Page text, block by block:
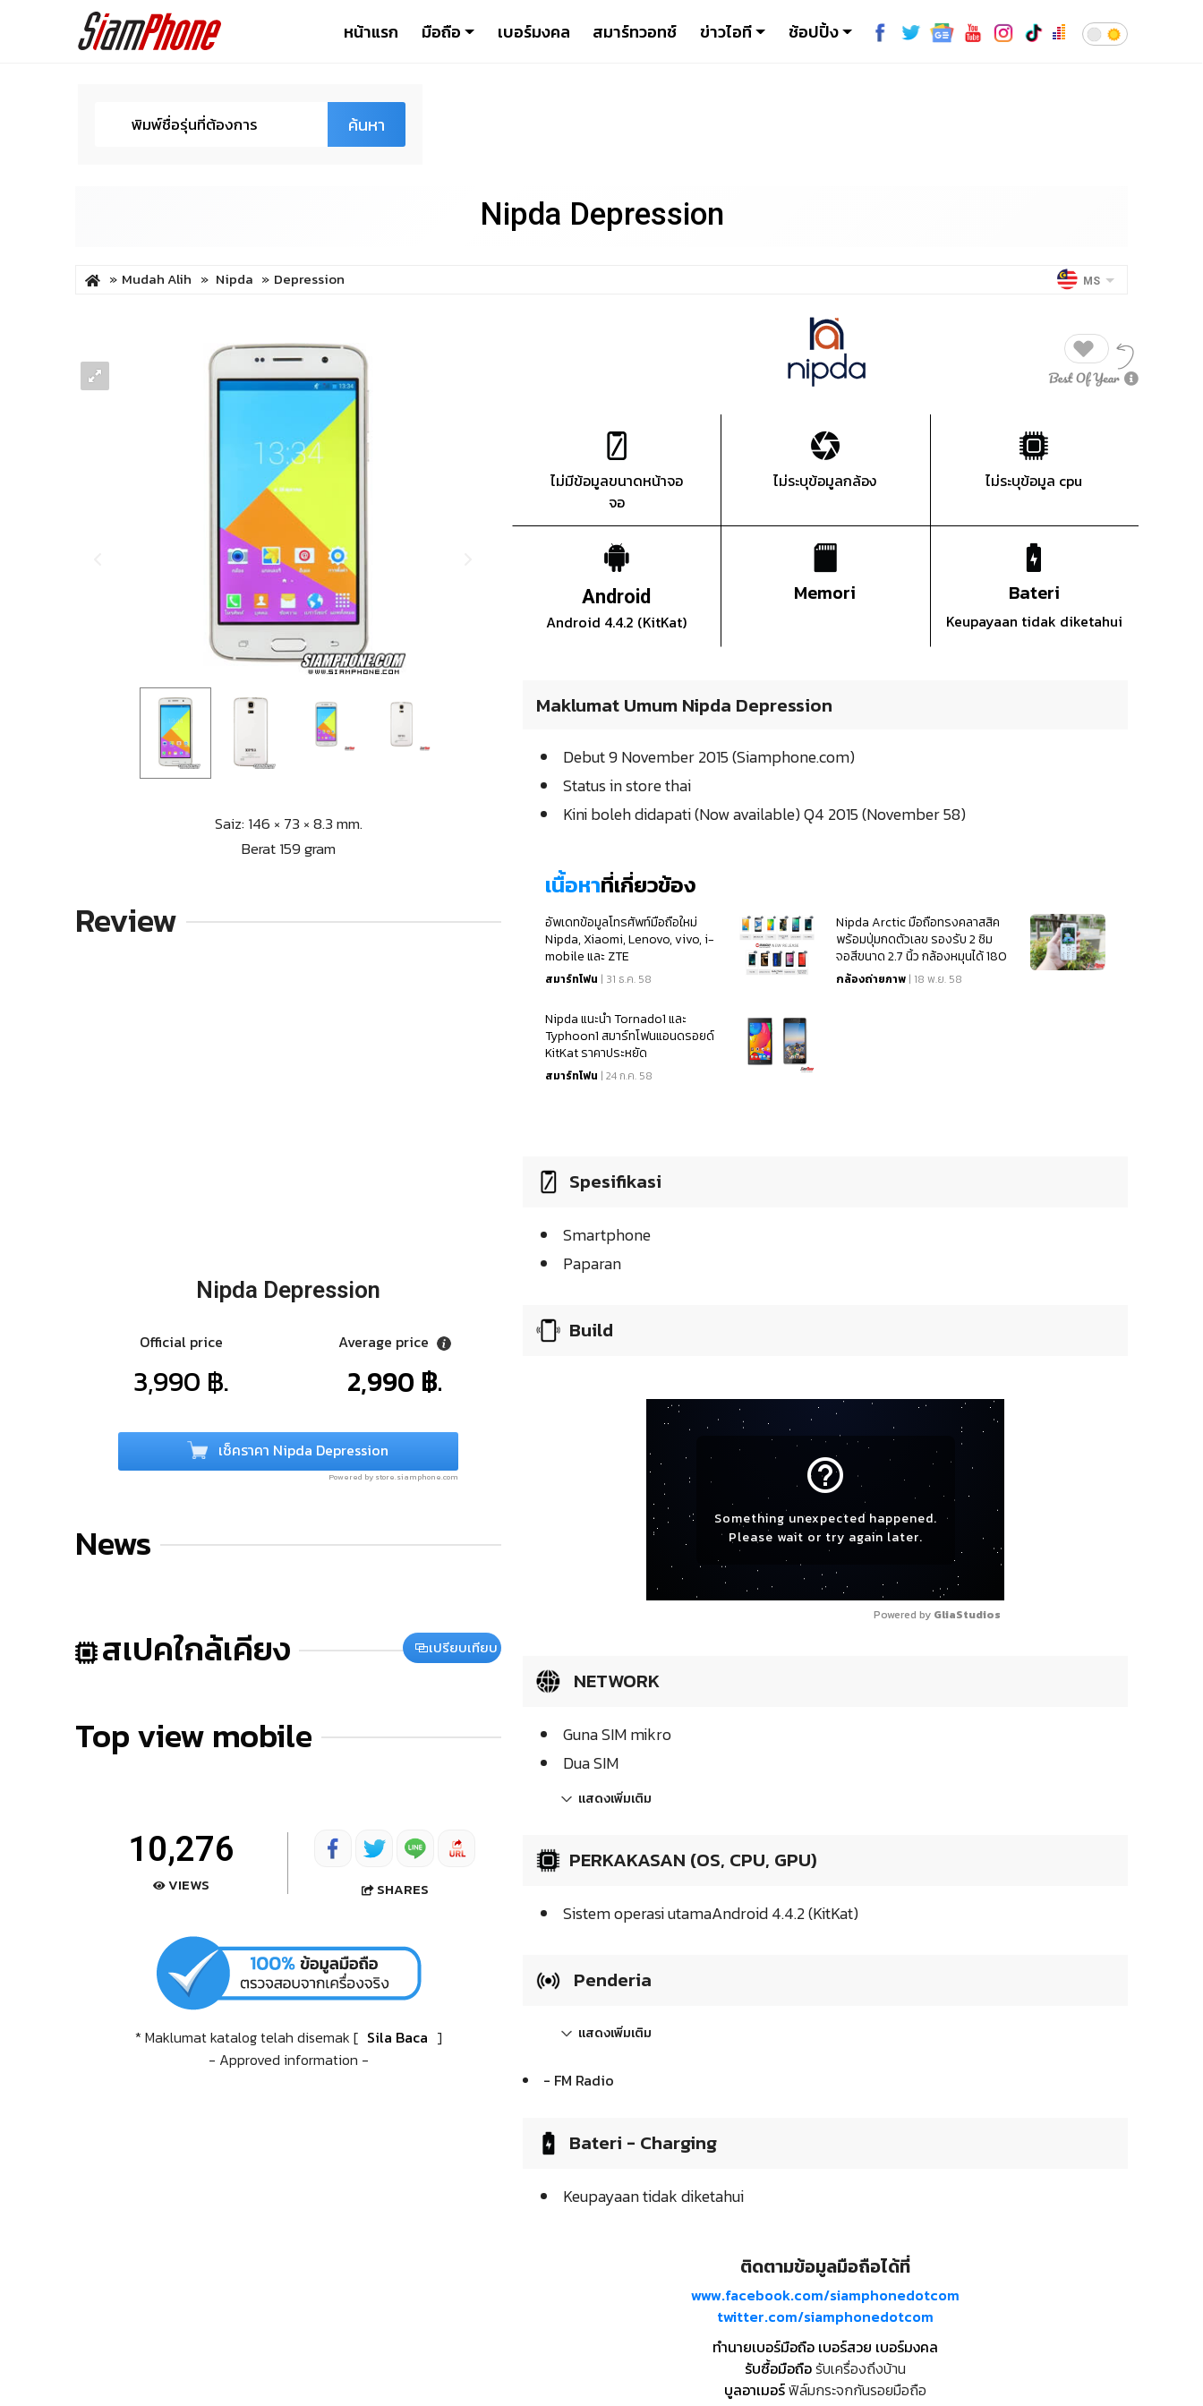
หน้าแรก มือถือ เบอร์มงคล สมาร์ทวอทช์ ข่าวไอที ช้อปปิ้ง
ค้นหา
Nipda Depression
Mudah Alih Nipda Depression MS
Saiz: 146 × 73 × 8.3 mm.
Berat 159 gram
Review
Nipda Depression
Official price
3,990 ฿.
Average price
2,990 ฿.
เช็คราคา Nipda Depression
Powered by store.siamphone.com
News
สเปคใกล้เคียง เปรียบเทียบ
Top view mobile
10,276
VIEWS SHARES
* Maklumat katalog telah disemak [ Sila Baca ]
- Approved information -
ไม่มีข้อมูลขนาดหน้าจอ
จอ
ไม่ระบุข้อมูลกล้อง ไม่ระบุข้อมูล cpu
Android
Android 4.4.2 (KitKat)
Memori Bateri
Keupayaan tidak diketahui
Maklumat Umum Nipda Depression
Debut 9 November 2015 (Siamphone.com)
Status in store thai
Kini boleh didapati (Now available) Q4 2015 (November 58)
เนื้อหาที่เกี่ยวข้อง
อัพเดทข้อมูลโทรศัพท์มือถือใหม่
Nipda, Xiaomi, Lenovo, vivo, i-
mobile และ ZTE
สมาร์ทโฟน | 31 ธ.ค. 58
Nipda Arctic มือถือทรงคลาสสิค
พร้อมปุ่มกดตัวเลข รองรับ 2 ซิม
จอสีขนาด 2.7 นิ้ว กล้องหมุนได้ 180
องศา
กล้องถ่ายภาพ | 18 พ.ย. 58
Nipda แนะนำ Tornado1 และ
Typhoon1 สมาร์ทโฟนแอนดรอยด์
KitKat ราคาประหยัด
สมาร์ทโฟน | 24 ก.ค. 58
Spesifikasi
Smartphone
Paparan
Build
help_outline
Something unexpected happened.
Please wait or try again later.
Powered by GliaStudios
NETWORK
Guna SIM mikro
Dua SIM
แสดงเพิ่มเติม
PERKAKASAN (OS, CPU, GPU)
Sistem operasi utamaAndroid 4.4.2 (KitKat)
Penderia
แสดงเพิ่มเติม
- FM Radio
Bateri - Charging
Keupayaan tidak diketahui
ติดตามข้อมูลมือถือได้ที่
www.facebook.com/siamphonedotcom
twitter.com/siamphonedotcom
ทำนายเบอร์มือถือ เบอร์สวย เบอร์มงคล
รับซื้อมือถือรับเครื่องถึงบ้าน
บูลอาเมอร์ฟิล์มกระจกกันรอยมือถือ